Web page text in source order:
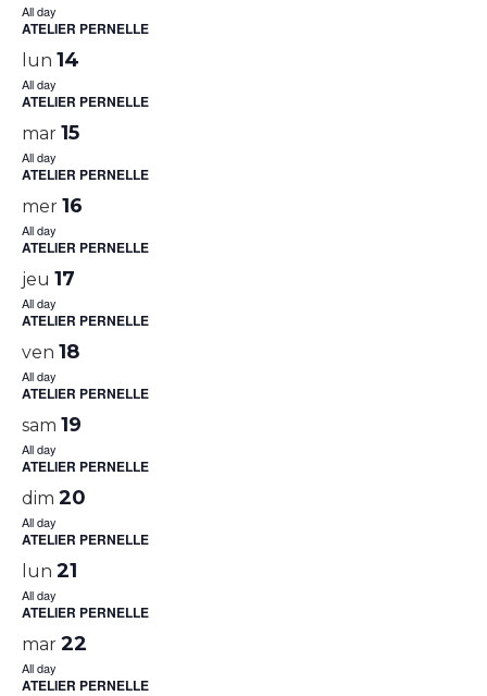
All day
ATELIER PERNELLE
lun 14
All day
ATELIER PERNELLE
mar 15
All day
ATELIER PERNELLE
mer 16
All day
ATELIER PERNELLE
jeu 17
All day
ATELIER PERNELLE
ven 18
All day
ATELIER PERNELLE
sam 19
All day
ATELIER PERNELLE
dim 20
All day
ATELIER PERNELLE
lun 21
All day
ATELIER PERNELLE
mar 22
All day
ATELIER PERNELLE